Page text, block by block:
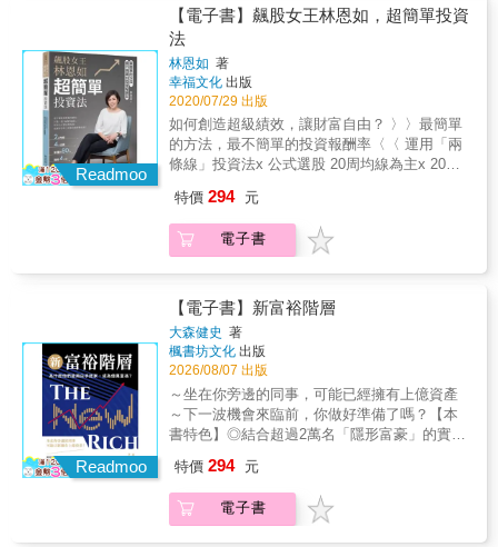
就懂！ 【買房第六課：議價現場，真真假
假！】 「不被仲介綁價的平常心！」 那些年繳
過的學費，讓她從「妹妹」變成「愛莉姐」。
議價的四個關鍵數字必筆記！ 買不到便宜的房
子，問題出在這裡， 「低自備款的陷阱」統統
告訴你！ 【買房第七課：小心房財兩失的詐騙
手法】 「賣房子，錢沒拿到，房子已變別人
的？」 「房子交屋半年，才發現不是自己
封？」 別以為定型化契約就一定安全， 愛莉根
據豐富的交易經驗，教你把關交易過程。 【買
房第八課：為心愛的家人打造舒服的家】 作者
最愛和最雷的裝修，親身體驗分享， 為自己打
氣場。 掌握6個關鍵，把錢用在刀口上， 打造
值人生】 換屋，就是開啟人生新版本， 搬家很
累，但是整理自己的過程很過癮！ 掌握5個關
鍵重點，換屋更輕省 先賣再換，還是先買新
屋，再賣舊屋，一一拆解！ 共鳴推薦 ・小資理
財教主-Dr.Selena楊倩琳博士 ・女力學院校長-
S姐 ・《給存股族的ETF實驗筆記》作者-小車
X存股實驗 ・房市趨勢專家-李同榮 ・樂居創辦
版主-林宗漢 ・《ETF存股》系列作者-雨果 ・
商業地產顧問-紅色子房 ・財經節目主持人、作
家-夏韻芬 ・郝聲音Podcast主持人-郝旭烈 ・
那這些所謂輕鬆賺的錢呢？為什麼沒有出現在
我的對帳單上？於是乎，我終於知道，股市賺
錢沒那麼簡單。」 初入股市時，巨人傑也曾經
以為，只要成為技術分析王，就能制霸市場。
如果那些技術分析大師們都各自有擅長的指
標，那麼只要把所有指標都學到專精，就能贏
過市面上所有的大師。 然而，在承受過市場的
痛擊後，他也逐漸領悟到，沒有一種技巧是萬
能的。 想要長久在市場上存活，首先必須持續
貼著市場觀察，仔細觀察市場變化，並且不斷
關鍵在於「尋找風險報酬不對等的機會」。巨
人傑提供一套簡單的思考步驟，依循這個模
型，每個人都能自行擬定一套適合自己的交易
故步自封，仍要依據市場局勢，時刻調整自己
的做法。 第一步驟：找方向 假如觀察市場時，
發現特定事件發生時，容易連帶造成特定類股
上漲，就可以據此擬訂策略，當往後又發生類
似事件時，是否有機會從中得利。 第二步驟：
思考策略 依據前述方向來擬定策略。例如，假
如特定事件會引發類股上漲，那麼是否有辦法
時機。 第三步驟：計算賺賠比 以前述策略為基
礎，實際計算若實施此策略，賺賠比會是如
何。 第四步驟：驗證參數 要做出決策，我們需
要一些參數。如果能找到歷史資料，我們所做
為一位維持長期績效穩定的交易者，首要之務
便是建立一套堅不可摧的贏家心智系統。 & 馬
克．道格拉斯是少數幾位合格的交易心理輔導
師，而《賺錢，再自然不過！》是交易心理學
分析經典。這本書教導投資人如何像交易者一
樣思考，並且道破贏家的思考方式，提供具體
的訓練方法。 & 不論你是初入股市的新手，或
是交易老手，如果你想在股市中持續一貫地獲
作，只有了解「交易的心理遊戲」，才能成為
能「笑到最後」的市場贏家。 & 讀完這本書，
你將全盤掌握： ● 為何頭腦運作思考方式中，
天生就有一些方式跟市場展現的特性不合？ ●
為何趨勢並沒有消失，但心理潛意識層面會讓
我們看出趨勢的能力消失？ ● 交易者要用什麼
方法，才能同時學會堅持與彈性？ ● 如何避免
陷入隨機的致富陷阱？ ● 如何像投資贏家一樣
思考？ ● 賭場賺錢的祕密與交易有何關連？ &
本書希望讀者建立的三大觀念： 1. 相信要賺錢
不需要知道下一刻會發生什麼事情。 2. 相信什
麼事情都可能發生。 3. 相信每一刻都獨一無
二，也就是每一種優勢和結果都是獨一無二的
經驗。 & 本書獻給散戶的五大學習目標： 1.向
證在市場賺錢。 2.說服交易者，相信態度和
「心態」是決定交易成敗的因素。 3.幫助交易
者建立贏家心態所需要的特殊信念與態度，也
證券交易人同一個問題，『哪本書對你而言深
具啟發』，至今獨占鰲頭的答案仍是《股票作
手回憶錄》。」──傑克．史瓦格（Jack D.
Schwager），《金融怪傑》作者 & 「每位嚴謹
的投資者都該一再閱讀這本經典──《股票作手
回憶錄》。」──威廉．歐尼爾（William J.
O&#39; Neil），《笑傲股市》作者 & ◤投資圈
不敗經典，投機之王的成敗祕辛 傑西．李佛摩
（Jesse Lauriston Livermore，1877-1940）一
生以股票與期貨交易為業，從本金5美元起家，
被喻為「投機之王」、「最活躍的美國股市投
機客」。全盛時期，他坐擁紐約第五大道最豪
華的辦公室，大手放空，連J.P.摩根都要請他高
因此為聲名所累。市場下跌，別有用心的同業
或媒體聲稱是李佛摩做空打壓；行情看漲，那
些人又打著他做多的招牌企圖誘人進場接盤。
李佛摩於是接受華爾街知名記者愛德溫．勒斐
佛的採訪，在文中化名賴瑞（勞倫斯）．李文
斯頓，坦誠回憶往事，說出真相，本書由此誕
生。 勒斐佛以鮮活的文筆，描繪出股市技術分
迭起的前半生，更為一代傳奇的交易思想留下
了最佳的臨摹範本，出版百年，仍是無數操盤
手案頭必備的投資經典。 & ◤獨家彙整道瓊百
Readmoo
【電子書】飆股女王林恩如，超簡單投資
法
林恩如 著
幸福文化 出版
2020/07/29 出版
如何創造超級績效，讓財富自由？ 〉〉最簡單
的方法，最不簡單的投資報酬率〈〈 運用「兩
條線」投資法x 公式選股 20周均線為主x 20日
賺，小資族月月加薪破萬元 ★超值加碼「飆股
女王林恩如--新手投資理財5堂課」讀者專屬影
音QR code（價值5000元），就是要你一起變
由，從慘賠千萬到後來優雅交易的飆股女王，
運用「超簡單投資法」讓績效翻倍。 上萬名學
員實證有效，小資族也能創造超級績效，財務
自由，做自己的豪門。 金融市場是一個人人平
等的舞台，挑戰成功後，會是一個華麗的轉
身，翻轉人生的契機。 ▍掌握關鍵5大懶人投
資心法，不看盤實證有效！ ◎投資心法1：穩
賺不賠的投資，就是投資自己─每一件事情都是
經過努力而得來的，透過不間斷自我學習，以
資心法2：堅持信念，永不放棄─每一次的投
資，我都做最好的準備、最壞的打算，即使賠
特價 294 元
電子書
Readmoo
【電子書】新富裕階層
大森健史 著
楓書坊文化 出版
2026/08/07 出版
～坐在你旁邊的同事，可能已經擁有上億資產
～下一波機會來臨前，你做好準備了嗎？【本
書特色】◎結合超過2萬名「隱形富豪」的實際
事業到知識變現，解析新時代財富形成機制。
◎深入比較富裕階層與一般人的思考模式與行
動差異，探討全球化時代下的資產布局策略。
特價 294 元
電子書